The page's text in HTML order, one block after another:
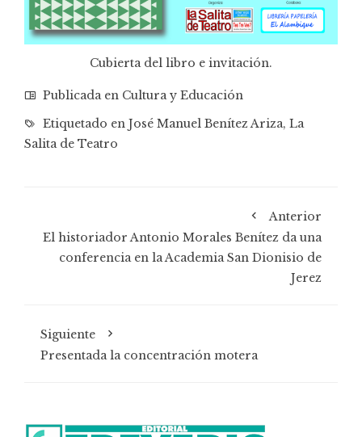
Cubierta del libro e invitación.
Publicada en Cultura y Educación
Etiquetado en José Manuel Benítez Ariza, La
Salita de Teatro
Anterior
El historiador Antonio Morales Benítez da una
conferencia en la Academia San Dionisio de
Jerez
Siguiente
Presentada la concentración motera